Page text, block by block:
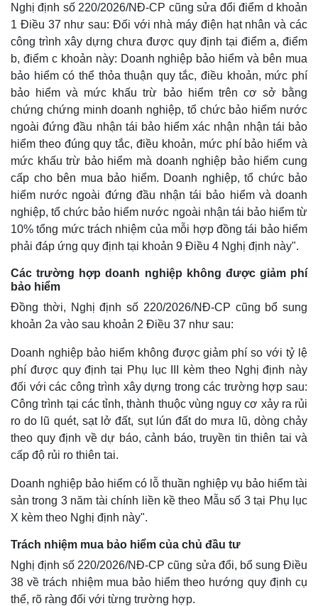
Kinh tế
Bất động sản
Khởi nghiệp
Thị trường
Giá vàng
Tiêu dùng
Chứng khoán
Nghị định số 220/2026/NĐ-CP cũng sửa đổi điểm d khoản
1 Điều 37 như sau: Đối với nhà máy điện hạt nhân và các
công trình xây dựng chưa được quy định tại điểm a, điểm
b, điểm c khoản này: Doanh nghiệp bảo hiểm và bên mua
bảo hiểm có thể thỏa thuận quy tắc, điều khoản, mức phí
bảo hiểm và mức khấu trừ bảo hiểm trên cơ sở bằng
chứng chứng minh doanh nghiệp, tổ chức bảo hiểm nước
ngoài đứng đầu nhận tái bảo hiểm xác nhận nhận tái bảo
hiểm theo đúng quy tắc, điều khoản, mức phí bảo hiểm và
mức khấu trừ bảo hiểm mà doanh nghiệp bảo hiểm cung
cấp cho bên mua bảo hiểm. Doanh nghiệp, tổ chức bảo
hiểm nước ngoài đứng đầu nhận tái bảo hiểm và doanh
nghiệp, tổ chức bảo hiểm nước ngoài nhận tái bảo hiểm từ
10% tổng mức trách nhiệm của mỗi hợp đồng tái bảo hiểm
phải đáp ứng quy định tại khoản 9 Điều 4 Nghị định này".
Các trường hợp doanh nghiệp không được giảm phí
bảo hiểm
Đồng thời, Nghị định số 220/2026/NĐ-CP cũng bổ sung
khoản 2a vào sau khoản 2 Điều 37 như sau:
Doanh nghiệp bảo hiểm không được giảm phí so với tỷ lệ
phí được quy định tại Phụ lục III kèm theo Nghị định này
đối với các công trình xây dựng trong các trường hợp sau:
Công trình tại các tỉnh, thành thuộc vùng nguy cơ xảy ra rủi
ro do lũ quét, sạt lở đất, sụt lún đất do mưa lũ, dòng chảy
theo quy định về dự báo, cảnh báo, truyền tin thiên tai và
cấp độ rủi ro thiên tai.
Doanh nghiệp bảo hiểm có lỗ thuần nghiệp vụ bảo hiểm tài
sản trong 3 năm tài chính liền kề theo Mẫu số 3 tại Phụ lục
X kèm theo Nghị định này".
Trách nhiệm mua bảo hiểm của chủ đầu tư
Nghị định số 220/2026/NĐ-CP cũng sửa đổi, bổ sung Điều
38 về trách nhiệm mua bảo hiểm theo hướng quy định cụ
thể, rõ ràng đối với từng trường hợp.